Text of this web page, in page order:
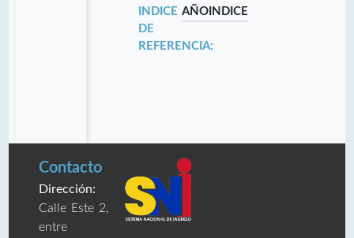
INDICE
DE
REFERENCIA:
AÑO INDICE
Contacto
Dirección:
Calle Este 2,
entre